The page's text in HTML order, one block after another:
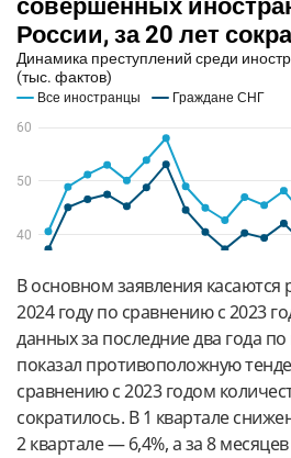
В основном заявления касаются
2024 году по сравнению с 2023
данных за последние два года
показал противоположную
сравнению с 2023 годом
сократилось. В 1 квартале
2 квартале — 6,4%, а за 8